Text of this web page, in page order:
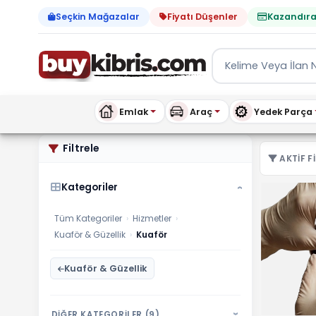
Seçkin Mağazalar Fiyatı Düşenler
Emlak Araç Yedek Parça
Hizmetler Kuaför
Filtrele
Kategoriler ›
Tüm Kategoriler › Hizmetler ›
Kuaför & Güzellik › Kuaför
Kuaför & Güzellik
›
AKTIF